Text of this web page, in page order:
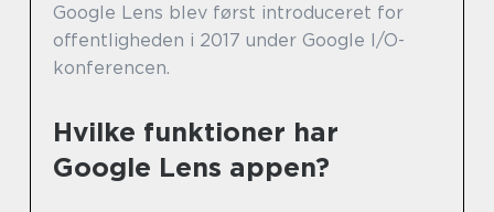
Google Lens blev først introduceret for
offentligheden i 2017 under Google I/O-
konferencen.
Hvilke funktioner har
Google Lens appen?